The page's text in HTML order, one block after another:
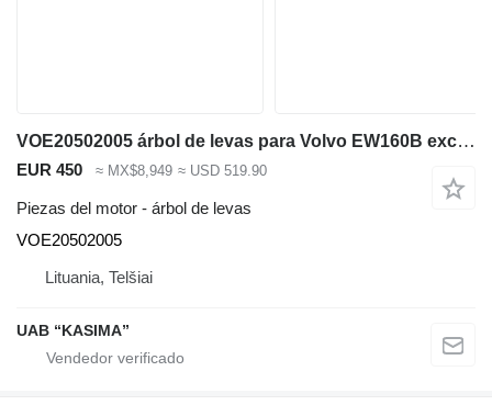
VOE20502005 árbol de levas para Volvo EW160B excavadora
EUR 450 ≈ MX$8,949 ≈ USD 519.90
Piezas del motor - árbol de levas
VOE20502005
Lituania, Telšiai
UAB “KASIMA”